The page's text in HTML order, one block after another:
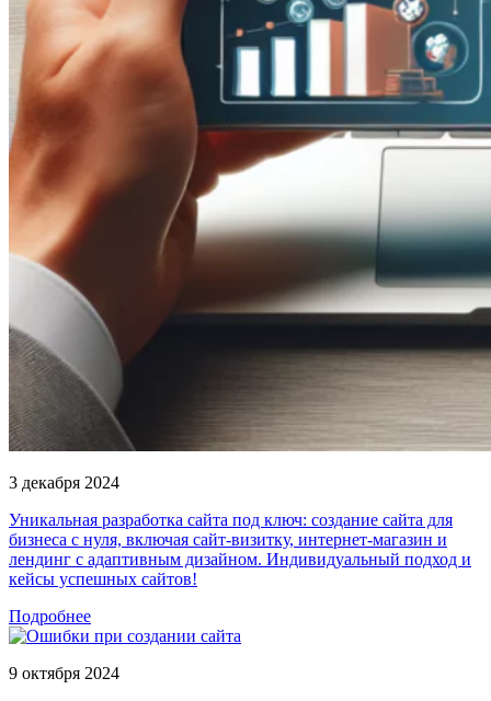
3 декабря 2024
Уникальная разработка сайта под ключ: создание сайта для
бизнеса с нуля, включая сайт-визитку, интернет-магазин и
лендинг с адаптивным дизайном. Индивидуальный подход и
кейсы успешных сайтов!
Подробнее
9 октября 2024